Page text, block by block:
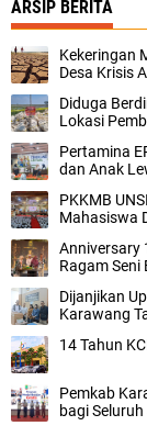
ARSIP BERITA
Kekeringan
Desa Krisis
Diduga
Lokasi
Pertamina
dan Anak
PKKMB
Mahasiswa
Anniversary
Ragam
Dijanjikan
Karawang
14 Tahun
Pemkab
bagi